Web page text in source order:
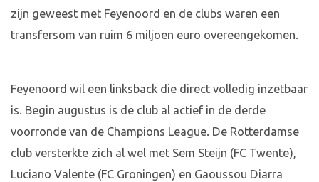
zijn geweest met Feyenoord en de clubs waren een
transfersom van ruim 6 miljoen euro overeengekomen.
Feyenoord wil een linksback die direct volledig inzetbaar
is. Begin augustus is de club al actief in de derde
voorronde van de Champions League. De Rotterdamse
club versterkte zich al wel met Sem Steijn (FC Twente),
Luciano Valente (FC Groningen) en Gaoussou Diarra